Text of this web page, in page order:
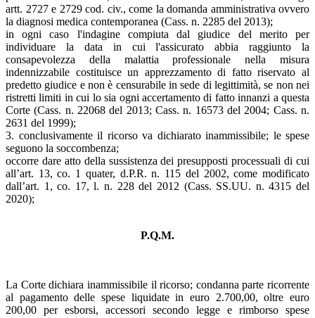
artt. 2727 e 2729 cod. civ., come la domanda amministrativa ovvero
la diagnosi medica contemporanea (Cass. n. 2285 del 2013);
in ogni caso l'indagine compiuta dal giudice del merito per
individuare la data in cui l'assicurato abbia raggiunto la
consapevolezza della malattia professionale nella misura
indennizzabile costituisce un apprezzamento di fatto riservato al
predetto giudice e non è censurabile in sede di legittimità, se non nei
ristretti limiti in cui lo sia ogni accertamento di fatto innanzi a questa
Corte (Cass. n. 22068 del 2013; Cass. n. 16573 del 2004; Cass. n.
2631 del 1999);
3. conclusivamente il ricorso va dichiarato inammissibile; le spese
seguono la soccombenza;
occorre dare atto della sussistenza dei presupposti processuali di cui
all’art. 13, co. 1 quater, d.P.R. n. 115 del 2002, come modificato
dall’art. 1, co. 17, l. n. 228 del 2012 (Cass. SS.UU. n. 4315 del
2020);
P.Q.M.
La Corte dichiara inammissibile il ricorso; condanna parte ricorrente
al pagamento delle spese liquidate in euro 2.700,00, oltre euro
200,00 per esborsi, accessori secondo legge e rimborso spese